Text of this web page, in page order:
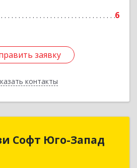
6
заявку
контакты
Подробнее
заявку
Назад
Софт Юго-Запад
Софт Юго-Запад
Евпатория г, Победы пр-кт,